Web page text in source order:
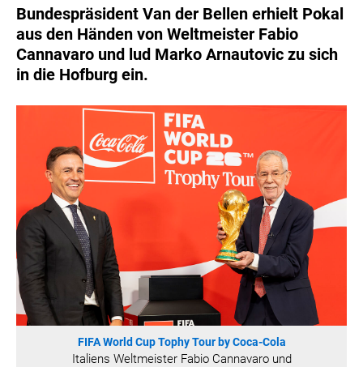
BARFLY'S CLUB
SPORTS MEDIA AUSTRIA
CULINARIUS
RECYCLEMICH-INITIATIVE
VIER HOCH VIER
HANNERSBERG
WILHELM-EXNER-MEDAILLEN STIFTUNG
ADMIRAL SPORTWETTEN
EWP RECYCLING PFAND ÖSTERREICH
ANNEMARIE CHARITY
IMPERIAL MARKETS
TRÄGERVEREIN EINWEGPFAND
SPECIAL OLYMPICS ÖSTERREICH
Bundespräsident Van der Bellen erhielt Pokal
aus den Händen von Weltmeister Fabio
Cannavaro und lud Marko Arnautovic zu sich
in die Hofburg ein.
FIFA World Cup Tophy Tour by Coca-Cola
Italiens Weltmeister Fabio Cannavaro und